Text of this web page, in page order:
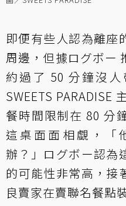
即便有些人認為離座
周邊，但據ログボー
約過了 50 分鐘沒
SWEETS
餐時間限制在 80 分
這桌面面相覷，
辦？」ログボー認為
的可能性非常高，接
良賣家在賣聯名餐點